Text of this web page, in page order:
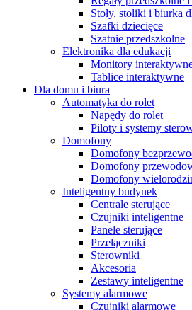
Stoły, stoliki i biurka
Szafki dziecięce
Szatnie przedszkolne
Elektronika dla edukacji
Monitory
Tablice interaktywne
Dla domu i biura
Automatyka do rolet
Napędy do rolet
Piloty i systemy
Domofony
Domofony
Domofony
Domofony
Inteligentny budynek
Centrale sterujące
Czujniki inteligentne
Panele sterujące
Przełączniki
Sterowniki
Akcesoria
Zestawy inteligentne
Systemy alarmowe
Czujniki alarmowe